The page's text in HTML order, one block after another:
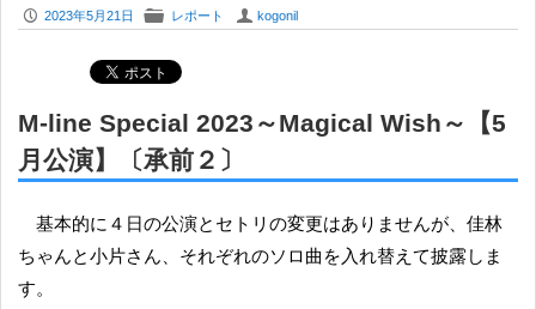
P 2023年5月21日 F レポート U kogonil
M-line Special 2023～Magical Wish～【5
月公演】〔承前２〕
基本的に４日の公演とセトリの変更はありませんが、佳林
ちゃんと小片さん、それぞれのソロ曲を入れ替えて披露しま
す。